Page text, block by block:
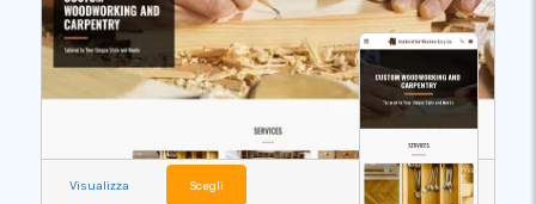
Visualizza Scegli